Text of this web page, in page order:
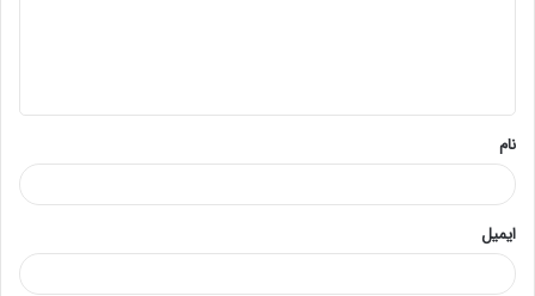
*
نام
ایمیل